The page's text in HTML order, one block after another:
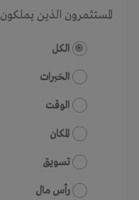
المستثمرون الذين
الكل
الخبرات
الوقت
المكان
تسويق
رأس مال